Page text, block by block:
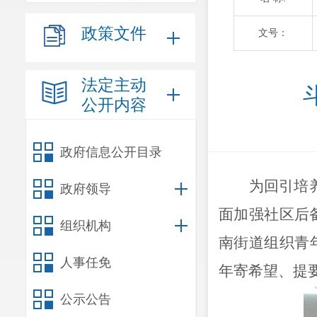
政策文件
法定主动
公开内容
政府信息公开目录
政府领导
组织机构
人事任免
公示公告
文号：
为回引培
面加强社区后
南街道组织青
年寄希望、提